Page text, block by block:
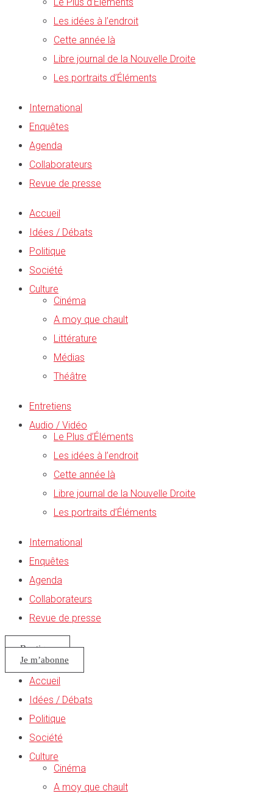
Les idées à l’endroit
Cette année là
Libre journal de la Nouvelle Droite
Les portraits d’Éléments
International
Enquêtes
Agenda
Collaborateurs
Revue de presse
Accueil
Idées / Débats
Politique
Société
Culture
Cinéma
A moy que chault
Littérature
Médias
Théâtre
Entretiens
Audio / Vidéo
Le Plus d’Éléments
Les idées à l’endroit
Cette année là
Libre journal de la Nouvelle Droite
Les portraits d’Éléments
International
Enquêtes
Agenda
Collaborateurs
Revue de presse
Boutique
Je m’abonne
Accueil
Idées / Débats
Politique
Société
Culture
Cinéma
A moy que chault